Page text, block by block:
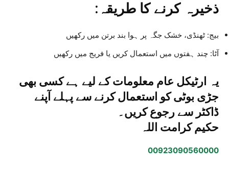
ذخیرہ کرنے کا طریقہ:
بیج: ٹھنڈی، خشک جگہ پر ہوا بند برتن میں رکھیں
آٹا: چند ہفتوں میں استعمال کریں یا فریج میں رکھیں
یہ ارٹیکل عام معلومات کے لیے ہے کسی بھی
جڑی بوٹی کو استعمال کرنے سے پہلے آپنے
ڈاکٹر سے رجوع کریں۔
حکیم کرامت اللہ
00923090560000